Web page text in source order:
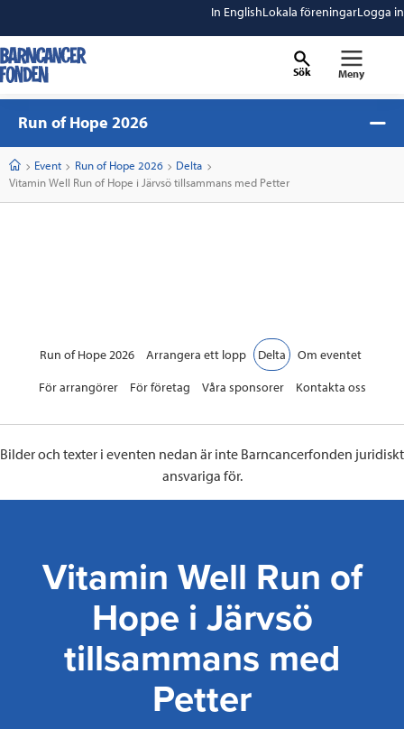
In EnglishLokala föreningarLogga in
Sök Meny
Run of Hope 2026
StartEvent Run of Hope 2026
Delta
Current:
Vitamin Well Run of Hope i Järvsö tillsammans med Petter
Run of Hope 2026 Arrangera ett lopp Delta
Om eventet
För arrangörer
För företag Våra sponsorer Kontakta oss
Bilder och texter i eventen nedan är inte Barncancerfonden juridiskt
ansvariga för.
Vitamin Well Run of
Hope i Järvsö
tillsammans med
Petter